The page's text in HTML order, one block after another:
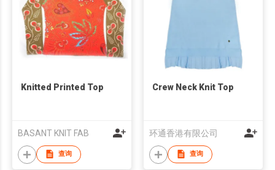
Knitted Printed Top
BASANT KNIT FAB
查询
Crew Neck Knit Top
环通香港有限公司
查询